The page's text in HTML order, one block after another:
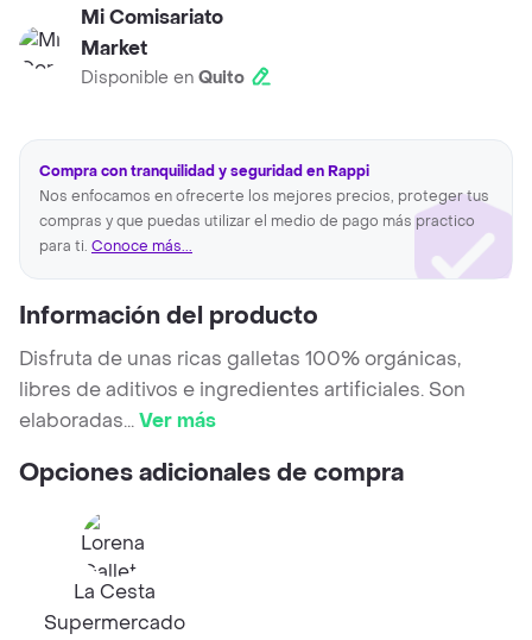
Mi Comisariato
Market
Disponible en Quito
Compra con tranquilidad y seguridad en Rappi
Nos enfocamos en ofrecerte los mejores precios, proteger tus
compras y que puedas utilizar el medio de pago más practico
para ti. Conoce más...
Información del producto
Disfruta de unas ricas galletas 100% orgánicas,
libres de aditivos e ingredientes artificiales. Son
elaboradas...Ver más
Opciones adicionales de compra
La Cesta
Supermercado